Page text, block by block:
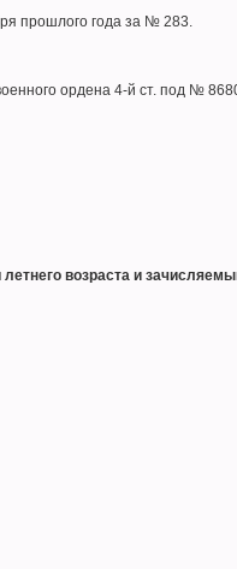
прошлого года за № 283.
ордена 4-й ст. под №
летнего возраста и